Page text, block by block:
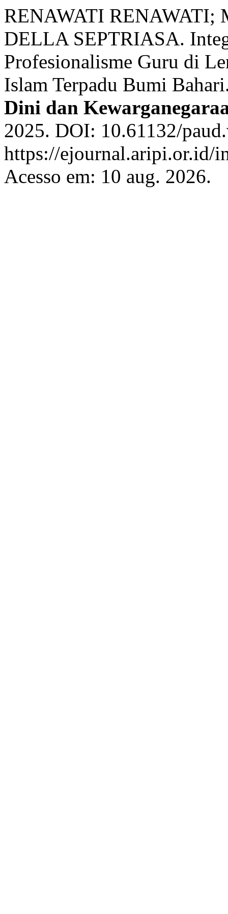
RENAWATI
DELLA SEPTRIASA.
Profesionalisme Guru di
Islam Terpadu Bumi
Dini dan
2025. DOI: 10.61132/
https://ejournal.aripi.or.id/
Acesso em: 10 aug. 2026.